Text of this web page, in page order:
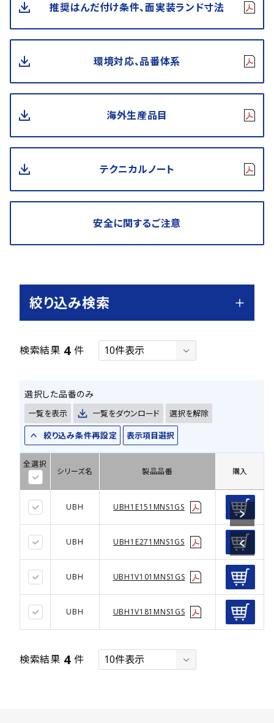
推奨はんだ付け条件、面実装ランド寸法
環境対応、品番体系
海外生産品目
テクニカルノート
安全に関するご注意
絞り込み検索
検索結果 4 件
選択した品番のみ
一覧を表示 一覧をダウンロード
選択を解除
絞り込み条件再設定
表示項目選択
全選択
シリーズ名 製品品番 購入
UBH UBH1E151MNS1GS
UBH UBH1E271MNS1GS
UBH UBH1V101MNS1GS
UBH UBH1V181MNS1GS
検索結果 4 件